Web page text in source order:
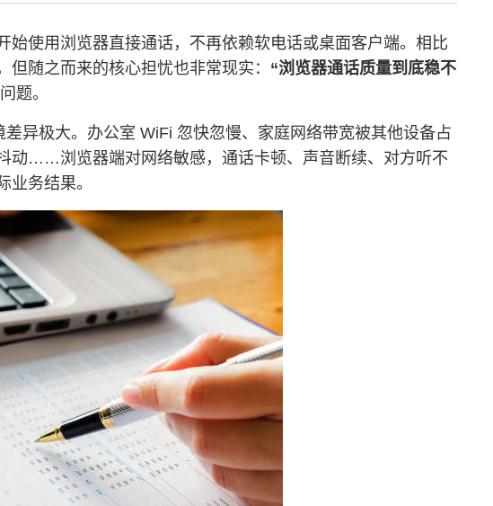
使用浏览器直接通话，不再依赖软电话或桌面客户端。相比
随之而来的核心担忧也非常现实： “浏览器通话质量到底稳不
题。
异极大。办公室 WiFi 忽快忽慢、家庭网络带宽被其他设备占
动……浏览器端对网络敏感，通话卡顿、声音断续、对方听不
务结果。